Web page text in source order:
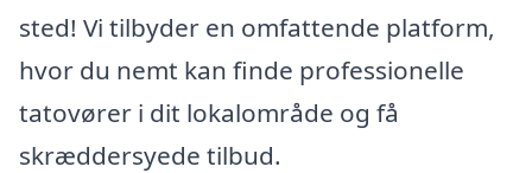
sted! Vi tilbyder en omfattende platform,
hvor du nemt kan finde professionelle
tatovører i dit lokalområde og få
skræddersyede tilbud.